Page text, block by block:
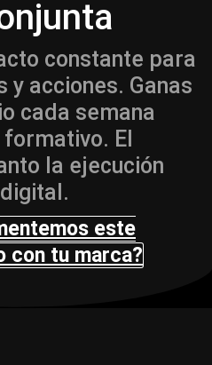
constante para
y acciones. Ganas
cada semana
El
la ejecución
este
con tu marca?